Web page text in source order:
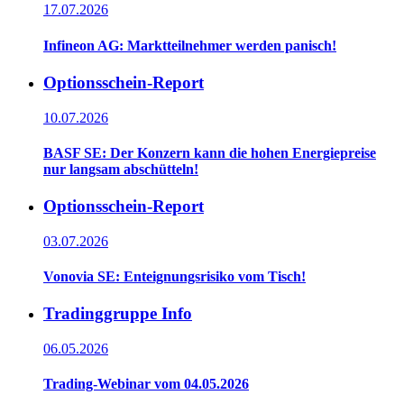
17.07.2026
Infineon AG: Marktteilnehmer werden panisch!
Optionsschein-Report
10.07.2026
BASF SE: Der Konzern kann die hohen Energiepreise
nur langsam abschütteln!
Optionsschein-Report
03.07.2026
Vonovia SE: Enteignungsrisiko vom Tisch!
Tradinggruppe Info
06.05.2026
Trading-Webinar vom 04.05.2026